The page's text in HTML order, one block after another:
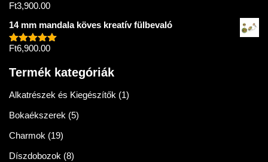
Értékelés:
Ft3,900.00
14 mm mandala köves kreatív fülbevaló
Értékelés:
Ft6,900.00
Termék kategóriák
Alkatrészek és Kiegészítők (1)
Bokaékszerek (5)
Charmok (19)
Díszdobozok (8)